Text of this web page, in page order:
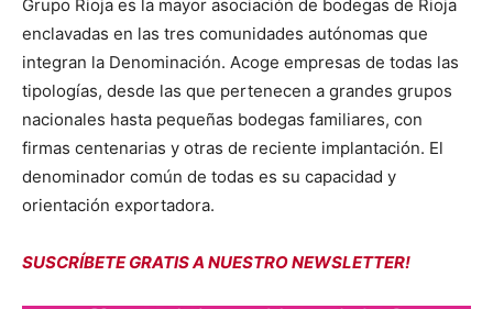
Grupo Rioja es la mayor asociación de bodegas de Rioja
enclavadas en las tres comunidades autónomas que
integran la Denominación. Acoge empresas de todas las
tipologías, desde las que pertenecen a grandes grupos
nacionales hasta pequeñas bodegas familiares, con
firmas centenarias y otras de reciente implantación. El
denominador común de todas es su capacidad y
orientación exportadora.
SUSCRÍBETE GRATIS A NUESTRO NEWSLETTER!